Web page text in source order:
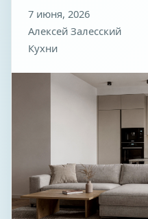
7 июня, 2026
Алексей Залесский
Кухни